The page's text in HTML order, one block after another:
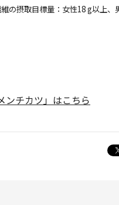
の摂取目標量：女性18 g以上、
ンチカツ」はこちら